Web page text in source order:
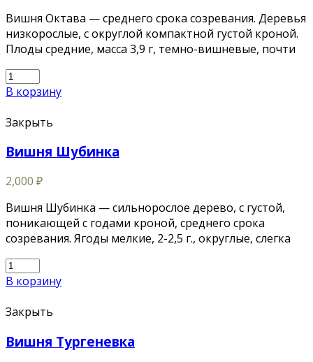
Вишня Октава — среднего срока созревания. Деревья
низкорослые, с округлой компактной густой кроной.
Плоды средние, масса 3,9 г, темно-вишневые, почти
В корзину
Закрыть
Вишня Шубинка
2,000 ₽
Вишня Шубинка — сильнорослое дерево, с густой,
поникающей с годами кроной, среднего срока
созревания. Ягоды мелкие, 2-2,5 г., округлые, слегка
В корзину
Закрыть
Вишня Тургеневка